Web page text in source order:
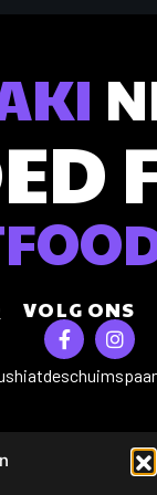
VOLG ONS